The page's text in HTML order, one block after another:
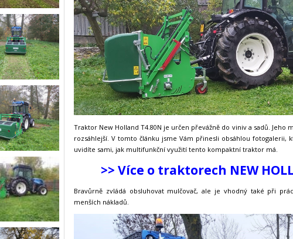
Traktor New Holland T4.80N je určen převážně do viniv a sadů. Jeho
rozsáhlejší. V tomto článku jsme Vám přinesli obsáhlou fotogalerii,
uvidíte sami, jak multifunkční využití tento kompaktní traktor má.
>> Více o traktorech NEW
Bravůrně zvládá obsluhovat mulčovač, ale je vhodný také při
menších nákladů.